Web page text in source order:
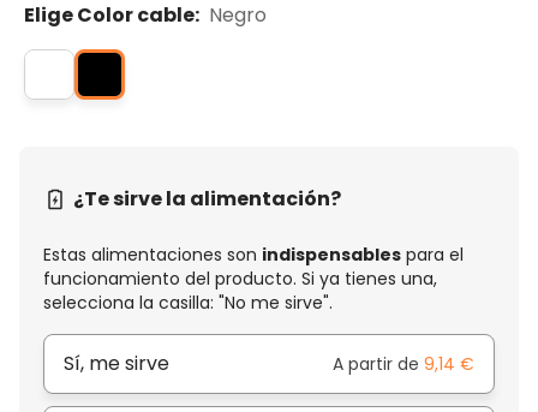
Elige Color cable: Negro
¿Te sirve la alimentación?
Estas alimentaciones son indispensables para el
funcionamiento del producto. Si ya tienes una,
selecciona la casilla: "No me sirve".
Sí, me sirve A partir de 9,14 €